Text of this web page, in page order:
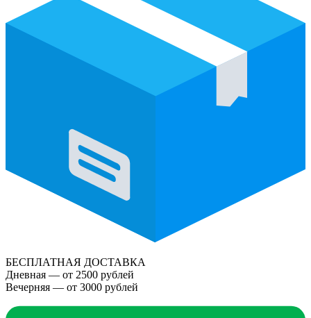
БЕСПЛАТНАЯ ДОСТАВКА
Дневная — от 2500 рублей
Вечерняя — от 3000 рублей